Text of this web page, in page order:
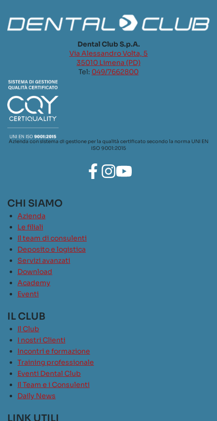
Dental Club S.p.A.
Via Alessandro Volta, 5
35010 Limena (PD)
Tel: 049/7662800
Azienda con sistema di gestione per la qualità certificato secondo la norma UNI EN
ISO 9001:2015
CHI SIAMO
Azienda
Le filiali
Il team di consulenti
Deposito e logistica
Servizi avanzati
Download
Academy
Eventi
IL CLUB
Il Club
I nostri Clienti
Incontri e formazione
Training professionale
Eventi Dental Club
Il Team e i Consulenti
Daily News
LINK UTILI